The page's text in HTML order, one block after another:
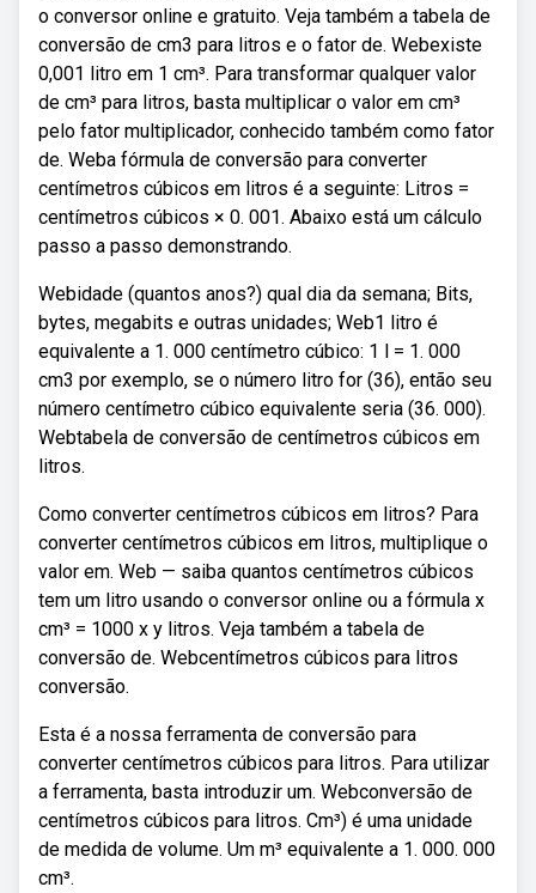
o conversor online e gratuito. Veja também a tabela de
conversão de cm3 para litros e o fator de. Webexiste
0,001 litro em 1 cm³. Para transformar qualquer valor
de cm³ para litros, basta multiplicar o valor em cm³
pelo fator multiplicador, conhecido também como fator
de. Weba fórmula de conversão para converter
centímetros cúbicos em litros é a seguinte: Litros =
centímetros cúbicos × 0. 001. Abaixo está um cálculo
passo a passo demonstrando.
Webidade (quantos anos?) qual dia da semana; Bits,
bytes, megabits e outras unidades; Web1 litro é
equivalente a 1. 000 centímetro cúbico: 1 l = 1. 000
cm3 por exemplo, se o número litro for (36), então seu
número centímetro cúbico equivalente seria (36. 000).
Webtabela de conversão de centímetros cúbicos em
litros.
Como converter centímetros cúbicos em litros? Para
converter centímetros cúbicos em litros, multiplique o
valor em. Web — saiba quantos centímetros cúbicos
tem um litro usando o conversor online ou a fórmula x
cm³ = 1000 x y litros. Veja também a tabela de
conversão de. Webcentímetros cúbicos para litros
conversão.
Esta é a nossa ferramenta de conversão para
converter centímetros cúbicos para litros. Para utilizar
a ferramenta, basta introduzir um. Webconversão de
centímetros cúbicos para litros. Cm³) é uma unidade
de medida de volume. Um m³ equivalente a 1. 000. 000
cm³.